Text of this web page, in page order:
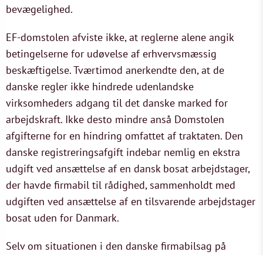
bevægelighed.
EF-domstolen afviste ikke, at reglerne alene angik
betingelserne for udøvelse af erhvervsmæssig
beskæftigelse. Tværtimod anerkendte den, at de
danske regler ikke hindrede udenlandske
virksomheders adgang til det danske marked for
arbejdskraft. Ikke desto mindre anså Domstolen
afgifterne for en hindring omfattet af traktaten. Den
danske registreringsafgift indebar nemlig en ekstra
udgift ved ansættelse af en dansk bosat arbejdstager,
der havde firmabil til rådighed, sammenholdt med
udgiften ved ansættelse af en tilsvarende arbejdstager
bosat uden for Danmark.
Selv om situationen i den danske firmabilsag på